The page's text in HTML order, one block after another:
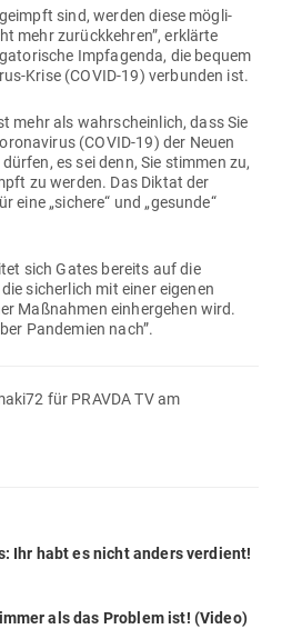
sind, werden diese mög­li­
mehr zurück­kehren”, erklärte
Impfagenda, die bequem
Krise (COVID-19) ver­bunden ist.
mehr als wahr­scheinlich, dass Sie
(COVID-19) der Neuen
es sei denn, Sie stimmen zu,
zu werden. Das Diktat der
eine „sichere“ und „gesunde“
sich Gates bereits auf die
sicherlich mit einer eigenen
Maß­nahmen ein­her­gehen wird.
Pan­demien nach”.
für PRAVDA TV am
Ihr habt es nicht anders verdient!
als das Problem ist! (Video)